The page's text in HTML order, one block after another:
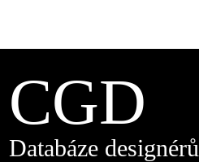
CGD
Databáze designérů